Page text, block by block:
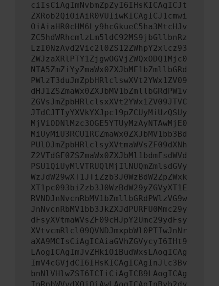
ciIsCiAgImNvbmZpZyI6IHsKICAgICJt
ZXRob2QiOiAiR0VUIiwKICAgICJ1cmwi
OiAiaHR0cHM6Ly9hcGkueC5ha3MtcHJv
ZC5hdWRhcmlzLm5ldC92MS9jbGllbnRz
LzI0NzAvd2Vic2l0ZS12ZWhpY2xlcz93
ZWJzaXRlPTY1ZjgwOGVjZWQxODQ1Mjc0
NTA5ZmZiYyZmaWx0ZXJbMF1bZmllbGRd
PWlzT3duJmZpbHRlclswXVt2YWx1ZV09
dHJ1ZSZmaWx0ZXJbMV1bZmllbGRdPW1v
ZGVsJmZpbHRlclsxXVt2YWx1ZV09JTVC
JTdCJTIyYXVkYXJpc19pZCUyMiUzQSUy
MjViODNlMzc3OGE5YTUyMzAyNTAwMjE0
MiUyMiU3RCU1RCZmaWx0ZXJbMV1bb3Bd
PUlOJmZpbHRlclsyXVtmaWVsZF09dXNh
Z2VTdGF0ZSZmaWx0ZXJbMl1bdmFsdWVd
PSU1QiUyMlVTRUQlMjIlNUQmZmlsdGVy
WzJdW29wXT1JTiZzb3J0WzBdW2ZpZWxk
XT1pc093biZzb3J0WzBdW29yZGVyXT1E
RVNDJnNvcnRbMV1bZmllbGRdPWlzVG9w
JnNvcnRbMV1bb3JkZXJdPURFU0Mmc29y
dFsyXVtmaWVsZF09cHJpY2Umc29ydFsy
XVtvcmRlcl09QVNDJmxpbWl0PTIwJnNr
aXA9MCIsCiAgICAiaGVhZGVycyI6IHt9
LAogICAgImJvZHkiOiBudWxsLAogICAg
ImV4cGVjdCI6IHsKICAgICAgInJlc3Bv
bnNlVHlwZSI6ICIiCiAgICB9LAogICAg